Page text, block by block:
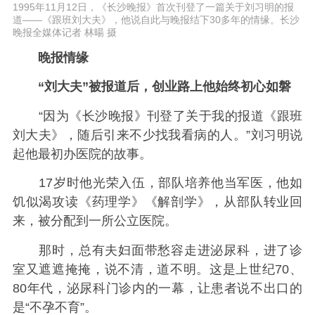
1995年11月12日，《长沙晚报》首次刊登了一篇关于刘习明的报
道——《跟班刘大夫》，他说自此与晚报结下30多年的情缘。长沙
晚报全媒体记者 林暘 摄
晚报情缘
“刘大夫”被报道后，创业路上他始终初心如磐
“因为《长沙晚报》刊登了关于我的报道《跟班
刘大夫》，随后引来不少找我看病的人。”刘习明说
起他最初办医院的故事。
17岁时他光荣入伍，部队培养他当军医，他如
饥似渴攻读《药理学》《解剖学》，从部队转业回
来，被分配到一所公立医院。
那时，总有夫妇面带愁容走进泌尿科，进了诊
室又遮遮掩掩，说不清，道不明。这是上世纪70、
80年代，泌尿科门诊内的一幕，让患者说不出口的
是“不孕不育”。